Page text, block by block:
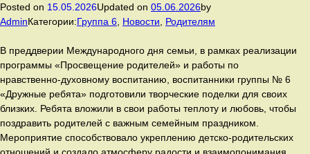
Posted on 15.05.2026Updated on 05.06.2026by
AdminКатегории:Группа 6 Новости Родителям
В преддверии Международного дня семьи, в рамках реализации
программы «Просвещение родителей» и работы по
нравственно‑духовному воспитанию, воспитанники группы № 6
«Дружные ребята» подготовили творческие поделки для своих
близких. Ребята вложили в свои работы теплоту и любовь, чтобы
поздравить родителей с важным семейным праздником.
Мероприятие способствовало укреплению детско‑родительских
отношений и создало атмосферу радости и взаимопонимания